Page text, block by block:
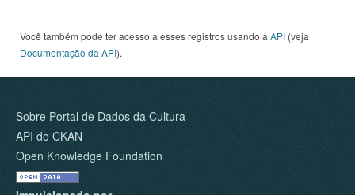
Você também pode ter acesso a esses registros usando a API (veja
Documentação da API).
Sobre Portal de Dados da Cultura
API do CKAN
Open Knowledge Foundation